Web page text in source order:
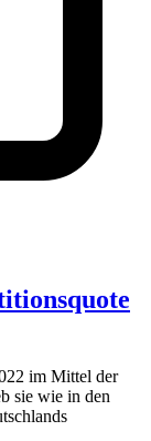
im Mittel der
sie wie in den